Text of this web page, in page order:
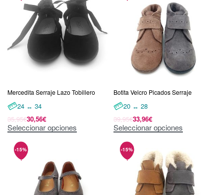
Mercedita Serraje Lazo Tobillero
24 ↔ 34
35,95€30,56€
Seleccionar opciones
Botita Velcro Picados Serraje
20 ↔ 28
39,95€33,96€
Seleccionar opciones